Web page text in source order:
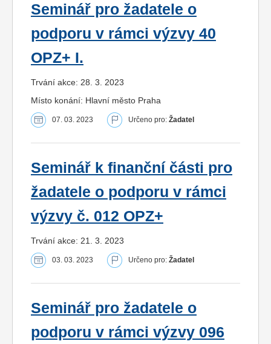
Seminář pro žadatele o
podporu v rámci výzvy 40
OPZ+ I.
Trvání akce: 28. 3. 2023
Místo konání: Hlavní město Praha
07. 03. 2023 Určeno pro: Žadatel
Seminář k finanční části pro
žadatele o podporu v rámci
výzvy č. 012 OPZ+
Trvání akce: 21. 3. 2023
03. 03. 2023 Určeno pro: Žadatel
Seminář pro žadatele o
podporu v rámci výzvy 096